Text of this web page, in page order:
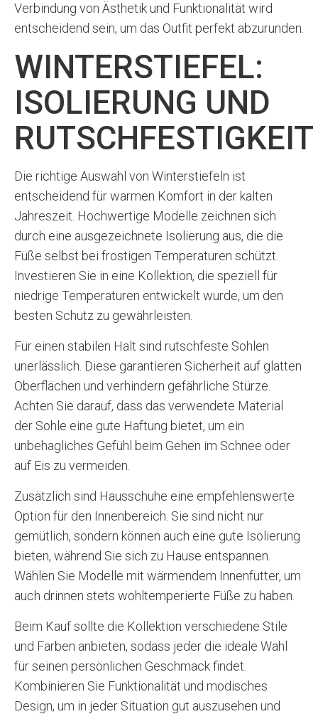
Verbindung von Ästhetik und Funktionalität wird
entscheidend sein, um das Outfit perfekt abzurunden.
WINTERSTIEFEL:
ISOLIERUNG UND
RUTSCHFESTIGKEIT
Die richtige Auswahl von Winterstiefeln ist
entscheidend für warmen Komfort in der kalten
Jahreszeit. Hochwertige Modelle zeichnen sich
durch eine ausgezeichnete Isolierung aus, die die
Füße selbst bei frostigen Temperaturen schützt.
Investieren Sie in eine Kollektion, die speziell für
niedrige Temperaturen entwickelt wurde, um den
besten Schutz zu gewährleisten.
Für einen stabilen Halt sind rutschfeste Sohlen
unerlässlich. Diese garantieren Sicherheit auf glatten
Oberflächen und verhindern gefährliche Stürze.
Achten Sie darauf, dass das verwendete Material
der Sohle eine gute Haftung bietet, um ein
unbehagliches Gefühl beim Gehen im Schnee oder
auf Eis zu vermeiden.
Zusätzlich sind Hausschuhe eine empfehlenswerte
Option für den Innenbereich. Sie sind nicht nur
gemütlich, sondern können auch eine gute Isolierung
bieten, während Sie sich zu Hause entspannen.
Wählen Sie Modelle mit wärmendem Innenfutter, um
auch drinnen stets wohltemperierte Füße zu haben.
Beim Kauf sollte die Kollektion verschiedene Stile
und Farben anbieten, sodass jeder die ideale Wahl
für seinen persönlichen Geschmack findet.
Kombinieren Sie Funktionalität und modisches
Design, um in jeder Situation gut auszusehen und